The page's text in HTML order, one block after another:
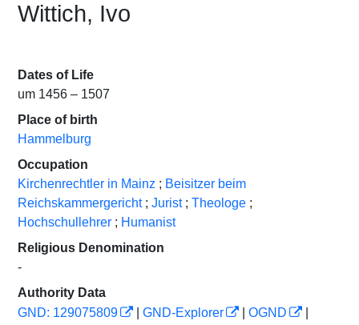
Wittich, Ivo
Dates of Life
um 1456 – 1507
Place of birth
Hammelburg
Occupation
Kirchenrechtler in Mainz ; Beisitzer beim
Reichskammergericht ; Jurist ; Theologe ;
Hochschullehrer ; Humanist
Religious Denomination
-
Authority Data
GND: 129075809
GND-Explorer OGND